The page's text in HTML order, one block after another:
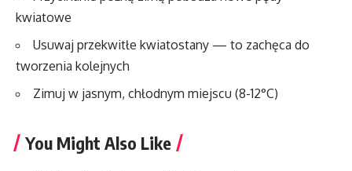
kwiatowe
Usuwaj przekwitłe kwiatostany — to zachęca do
tworzenia kolejnych
Zimuj w jasnym, chłodnym miejscu (8-12°C)
You Might Also Like